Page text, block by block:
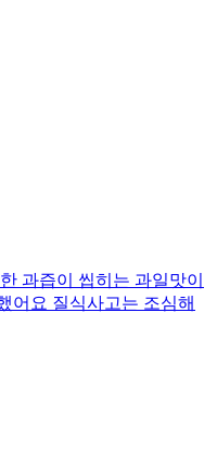
과즙이 씹히는 과일맛이
어요 질식사고는 조심해